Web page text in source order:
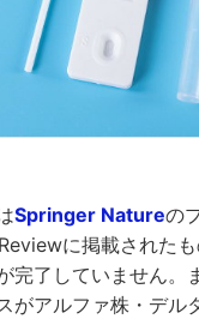
Springer Natureの
に掲載された
完了していません。
がアルファ株・デル